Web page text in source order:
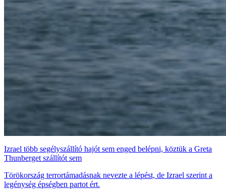
Izrael több segélyszállító hajót sem enged belépni, köztük a Greta
Thunberget szállítót sem
Törökország terrortámadásnak nevezte a lépést, de Izrael szerint a
legénység épségben partot ért.